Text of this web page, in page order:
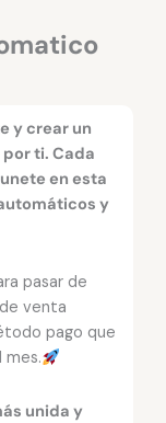
y crear un
ti. Cada
en esta
y
pasar de
venta
pago que
mes.
unida y